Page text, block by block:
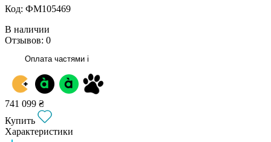
Код: ФМ105469
В наличии
Отзывов: 0
Оплата частями i
741 099 ₴
Купить
Характеристики